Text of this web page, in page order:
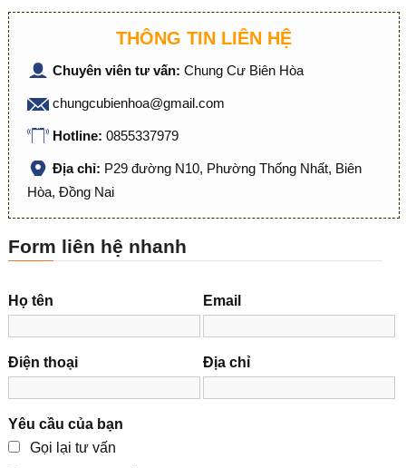
THÔNG TIN LIÊN HỆ
Chuyên viên tư vấn: Chung Cư Biên Hòa
chungcubienhoa@gmail.com
Hotline: 0855337979
Địa chỉ: P29 đường N10, Phường Thống Nhất, Biên
Hòa, Đồng Nai
Form liên hệ nhanh
Họ tên Email
Điện thoại Địa chỉ
Yêu cầu của bạn
Gọi lại tư vấn